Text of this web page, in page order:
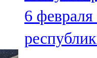
Мөслим
100,0 FM
6